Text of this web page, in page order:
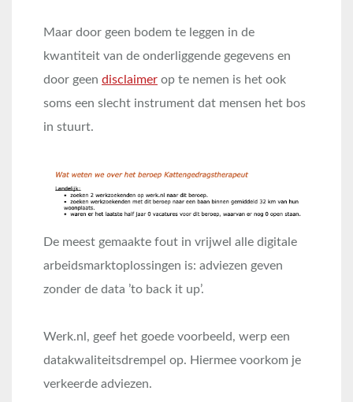
Maar door geen bodem te leggen in de
kwantiteit van de onderliggende gegevens en
door geen disclaimer op te nemen is het ook
soms een slecht instrument dat mensen het bos
in stuurt.
De meest gemaakte fout in vrijwel alle digitale
arbeidsmarktoplossingen is: adviezen geven
zonder de data ’to back it up’.
Werk.nl, geef het goede voorbeeld, werp een
datakwaliteitsdrempel op. Hiermee voorkom je
verkeerde adviezen.